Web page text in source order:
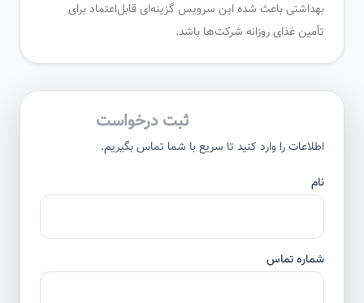
بهداشتی باعث شده این سرویس گزینه‌ای قابل‌اعتماد برای
تأمین غذای روزانه شرکت‌ها باشد.
ثبت درخواست
اطلاعات را وارد کنید تا سریع با شما تماس بگیریم.
شماره تماس